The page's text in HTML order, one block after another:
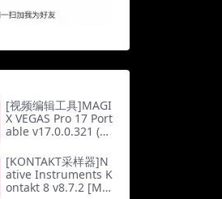
[视频编辑工具]MAGI
X VEGAS Pro 17 Port
able v17.0.0.321 (x6
[KONTAKT采样器]N
ative Instruments K
ontakt 8 v8.7.2 [Ma